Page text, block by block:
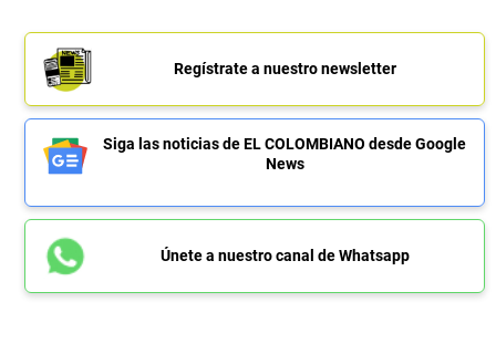
Regístrate a nuestro newsletter
Siga las noticias de EL COLOMBIANO desde Google
News
Únete a nuestro canal de Whatsapp